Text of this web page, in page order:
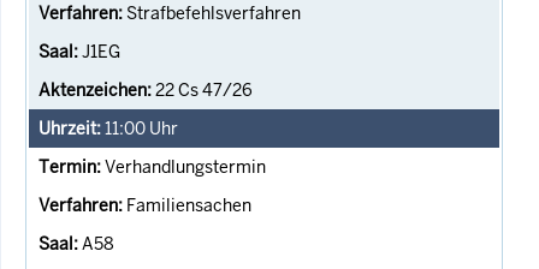
Strafbefehlsverfahren
J1EG
22 Cs 47/26
11:00 Uhr
Verhandlungstermin
Familiensachen
A58